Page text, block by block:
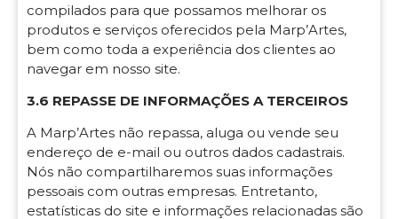
compilados para que possamos melhorar os
produtos e serviços oferecidos pela Marp’Artes,
bem como toda a experiência dos clientes ao
navegar em nosso site.
3.6 REPASSE DE INFORMAÇÕES A TERCEIROS
A Marp’Artes não repassa, aluga ou vende seu
endereço de e-mail ou outros dados cadastrais.
Nós não compartilharemos suas informações
pessoais com outras empresas. Entretanto,
estatísticas do site e informações relacionadas são